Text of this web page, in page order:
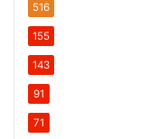
516
155
143
91
71